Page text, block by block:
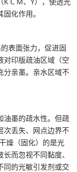
化作用。
表面张力，促进固
对印版疏油区域（空
分亲墨。亲水区域不
墨的疏水性。但疏
次丢失、网点边界不
燥（固化）的是光
而忽视不同黏度、
同的光敏引发剂或交